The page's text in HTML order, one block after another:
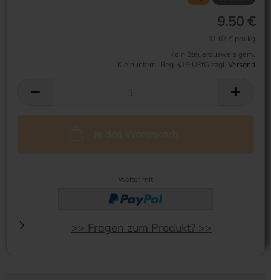
9.50 €
31.67 € pro kg
Kein Steuerausweis gem.
Kleinuntern.-Reg. §19 UStG zzgl. Versand
Weiter mit
>> Fragen zum Produkt? >>